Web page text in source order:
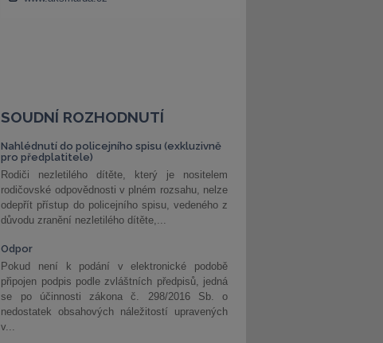
SOUDNÍ ROZHODNUTÍ
Nahlédnutí do policejního spisu (exkluzivně
pro předplatitele)
Rodiči nezletilého dítěte, který je nositelem
rodičovské odpovědnosti v plném rozsahu, nelze
odepřít přístup do policejního spisu, vedeného z
důvodu zranění nezletilého dítěte,...
Odpor
Pokud není k podání v elektronické podobě
připojen podpis podle zvláštních předpisů, jedná
se po účinnosti zákona č. 298/2016 Sb. o
nedostatek obsahových náležitostí upravených
v...